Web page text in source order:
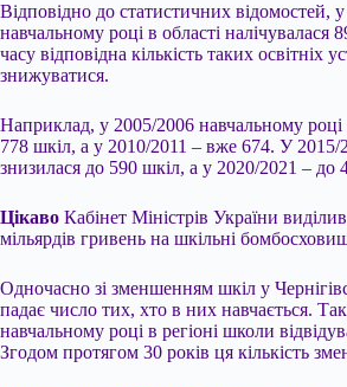
Відповідно до статистичних відомостей,
навчальному році в області налічувалася
часу відповідна кількість таких освітніх
знижуватися.
Наприклад, у 2005/2006 навчальному році
778 шкіл, а у 2010/2011 – вже 674. У 2015/
знизилася до 590 шкіл, а у 2020/2021 – до
Цікаво Кабінет Міністрів України
мільярдів гривень на шкільні
Одночасно зі зменшенням шкіл у
падає число тих, хто в них навчається.
навчальному році в регіоні школи
Згодом протягом 30 років ця кількість